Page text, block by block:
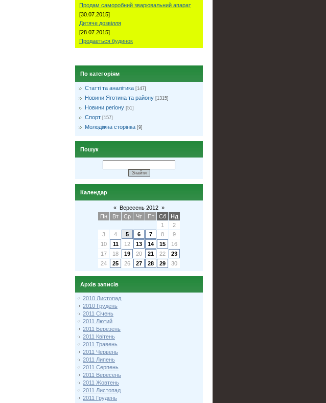
Продам саморобний зварювальний апарат
[30.07.2015]
Дитяче дозвілля
[28.07.2015]
Продаеться будинок
По категоріям
Статті та аналітика [147]
Новини Яготина та району [1315]
Новини регіону [51]
Спорт [157]
Молодіжна сторінка [9]
Пошук
Календар
« Вересень 2012 »
Пн
Вт Ср Чт Пт Сб
Нд
1
2
3
4 5 6 7 8
9
10
11 12 13 14 15
16
17
18 19 20 21 22
23
24
25 26 27 28 29 30
Архів записів
2010 Листопад
2010 Грудень
2011 Січень
2011 Лютий
2011 Березень
2011 Квітень
2011 Травень
2011 Червень
2011 Липень
2011 Серпень
2011 Вересень
2011 Жовтень
2011 Листопад
2011 Грудень